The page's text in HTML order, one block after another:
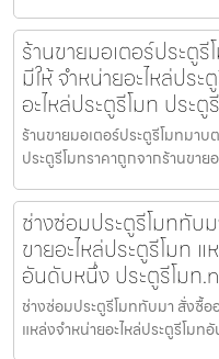
ร้านขายมอเตอร์ประตูรี
มีให้ จำหน่ายอะไหล่ปร
อะไหล่ประตูรีโมท ประ
ร้านขายมอเตอร์ประตูรีโมทมาบ
ประตูรีโมทราคาถูกจากร้านขาย
ช่างซ่อมประตูรีโมททับ
ขายอะไหล่ประตูรีโมท
อันดับหนึ่ง ประตูรีโมท
ช่างซ่อมประตูรีโมททับมา สั่งซื้อ
แหล่งจำหน่ายอะไหล่ประตูรีโมท